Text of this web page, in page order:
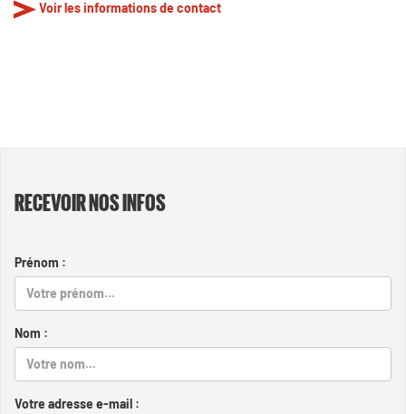
Voir les informations de contact
RECEVOIR NOS INFOS
Prénom :
Nom :
Votre adresse e-mail :